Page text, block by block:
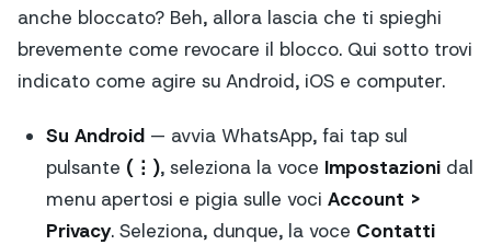
anche bloccato? Beh, allora lascia che ti spieghi
brevemente come revocare il blocco. Qui sotto trovi
indicato come agire su Android, iOS e computer.
Su Android— avvia WhatsApp, fai tap sul
pulsante (⋮), seleziona la voce Impostazionidal
menu apertosi e pigia sulle voci Account >
Privacy. Seleziona, dunque, la voce Contatti